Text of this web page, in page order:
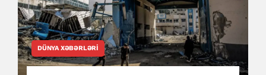
DÜNYA XƏBƏRLƏRI